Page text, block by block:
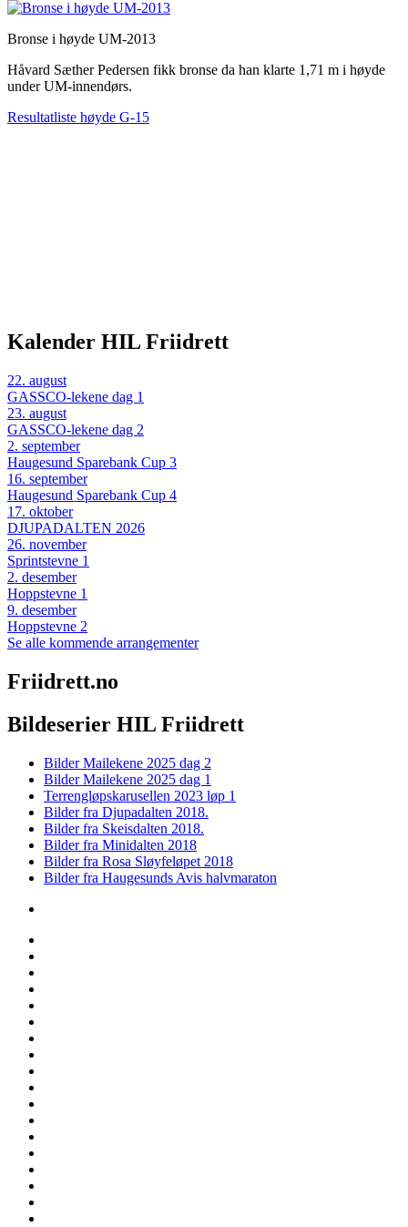
Bronse i høyde UM-2013
Håvard Sæther Pedersen fikk bronse da han klarte 1,71 m i høyde
under UM-innendørs.
Resultatliste høyde G-15
Kalender HIL Friidrett
22. august
GASSCO-lekene dag 1
23. august
GASSCO-lekene dag 2
2. september
Haugesund Sparebank Cup 3
16. september
Haugesund Sparebank Cup 4
17. oktober
DJUPADALTEN 2026
26. november
Sprintstevne 1
2. desember
Hoppstevne 1
9. desember
Hoppstevne 2
Se alle kommende arrangementer
Friidrett.no
Bildeserier HIL Friidrett
Bilder Mailekene 2025 dag 2
Bilder Mailekene 2025 dag 1
Terrengløpskarusellen 2023 løp 1
Bilder fra Djupadalten 2018.
Bilder fra Skeisdalten 2018.
Bilder fra Minidalten 2018
Bilder fra Rosa Sløyfeløpet 2018
Bilder fra Haugesunds Avis halvmaraton